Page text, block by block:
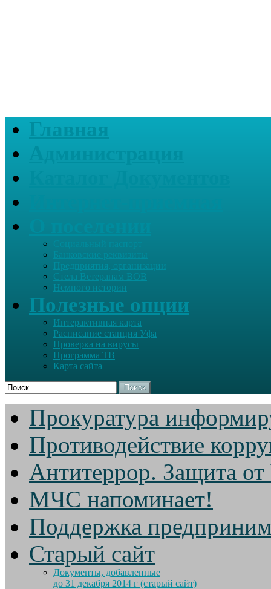
Главная
Банковские реквизиты
Предприятия, организации
Стела Ветеранам ВОВ
Немного истории
Полезные опции
Интерактивная карта
Расписание станция Уфа
Проверка на вирусы
Программа ТВ
Карта сайта
Поиск
Прокуратура
Противодействие
Антитеррор. Защита
МЧС напоминает!
Поддержка
Старый сайт
Документы, добавленные
до 31 декабря 2014 г (старый сайт)